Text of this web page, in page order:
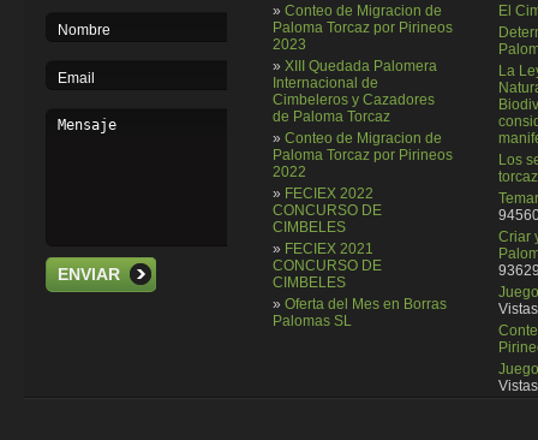
ENVIAR
» Conteo de Migracion de
Paloma Torcaz por Pirineos
2023
» XIII Quedada Palomera
Internacional de
Cimbeleros y Cazadores
de Paloma Torcaz
» Conteo de Migracion de
Paloma Torcaz por Pirineos
2022
» FECIEX 2022
CONCURSO DE
CIMBELES
» FECIEX 2021
CONCURSO DE
CIMBELES
» Oferta del Mes en Borras
Palomas SL
El
La
Los
torcaz
Criar
Vistas
Vistas